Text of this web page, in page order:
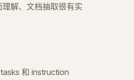
解、文档抽取很有实
和 instruction